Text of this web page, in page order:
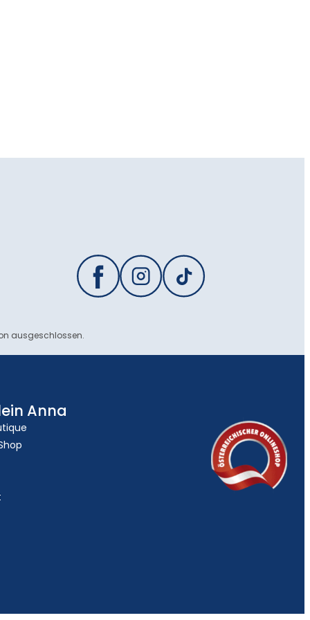
ausgeschlossen.
Anna